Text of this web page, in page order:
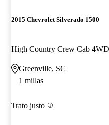
2015 Chevrolet Silverado 1500
High Country Crew Cab 4WD
Greenville, SC
1 millas
Trato justo